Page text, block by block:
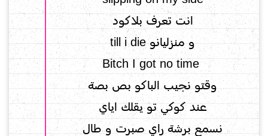
انت تعرف بلاكود
و منزليانو till i die
‏ Bitch I got no time
وقتو نجيب الباكو بص بصة
عند كوكي تو يقلك اياي
نسمع برشة راي صبرت و طال